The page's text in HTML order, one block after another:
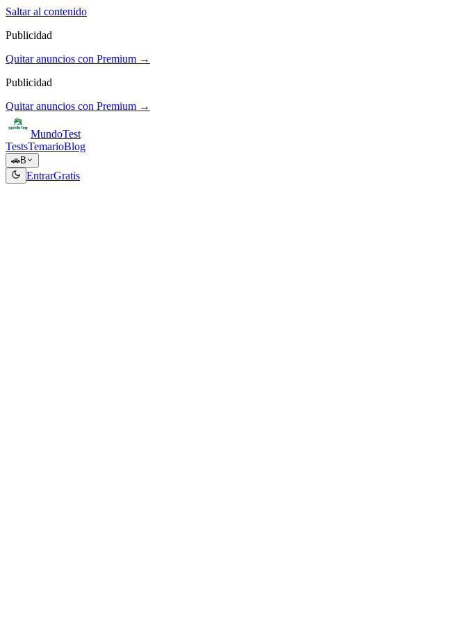
Saltar al contenido
Publicidad
Quitar anuncios con Premium →
Publicidad
Quitar anuncios con Premium →
MundoTest
TestsTemarioBlog
🚗B
EntrarGratis